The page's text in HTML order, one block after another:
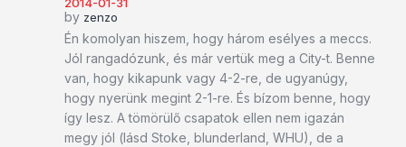
2014-01-31
by zenzo
Én komolyan hiszem, hogy három esélyes a meccs.
Jól rangadózunk, és már vertük meg a City-t. Benne
van, hogy kikapunk vagy 4-2-re, de ugyanúgy,
hogy nyerünk megint 2-1-re. És bízom benne, hogy
így lesz. A tömörülő csapatok ellen nem igazán
megy jól (lásd Stoke, blunderland, WHU), de a